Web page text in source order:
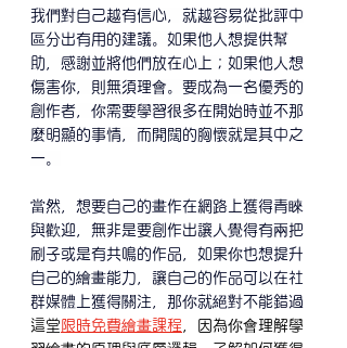
我們對自己越有信心，就越容易從批評中
區分出有用的建議。如果他人想提供幫
助，感謝並將他們放在心上；如果他人想
傷害你，則無須理會。要成為一名優秀的
創作者，你需要學習很多在開始時並不那
麼明顯的事情，而開闊的胸懷就是其中之
一。
當然，想要自己的畫作在網路上獲得青睞
與歡迎，無非是要創作出讓人覺得有兩把
刷子或是有共鳴的作品，如果你也想提升
自己的繪畫能力，讓自己的作品可以在社
群媒體上獲得關注，那你就絕對不能錯過
這堂 限時免費繪畫課程 ，因為你會理解學